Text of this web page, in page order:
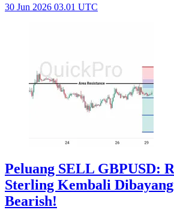
30 Jun 2026 03.01 UTC
Peluang SELL GBPUSD:
Sterling Kembali
Bearish!